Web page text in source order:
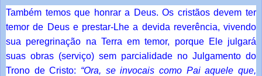
Também temos que honrar a Deus. Os cristãos devem ter
temor de Deus e prestar-Lhe a devida reverência, vivendo
sua peregrinação na Terra em temor, porque Ele julgará
suas obras (serviço) sem parcialidade no Julgamento do
Trono de Cristo: “Ora, se invocais como Pai aquele que,